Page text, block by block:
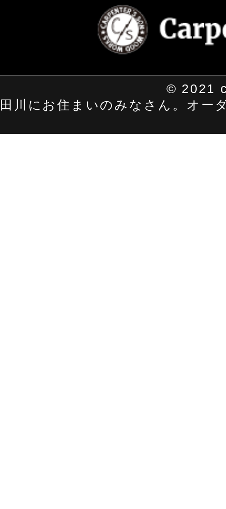
© 2021
田川にお住まいのみなさん。オ